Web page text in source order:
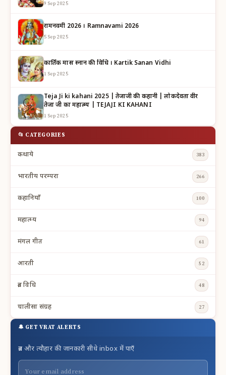
9 Sep 2025
रामनवमी 2026 । Ramnavami 2026
5 Sep 2025
कार्तिक मास स्नान की विधि । Kartik Sanan Vidhi
1 Sep 2025
Teja Ji ki kahani 2025 | तेजाजी की कहानी | लोकदेवता वीर
तेजा जी का महात्म्य | TEJAJI KI KAHANI
1 Sep 2025
📂 CATEGORIES
कथाये 383
भारतीय परम्परा 266
कहानियाँ 100
महात्म्य 94
मंगल गीत 61
आरती 52
व्रत विधि 48
चालीसा संग्रह 27
🔔 GET VRAT ALERTS
व्रत और त्यौहार की जानकारी सीधे inbox में पाएँ